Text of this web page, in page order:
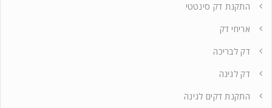
התקנת דק סינטטי
אריחי דק
דק לבריכה
דק לגינה
התקנת דקים לגינה